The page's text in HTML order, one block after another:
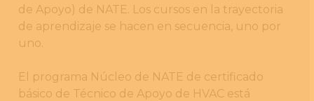
de Apoyo) de NATE. Los cursos en la trayectoria
de aprendizaje se hacen en secuencia, uno por
uno.
El programa Núcleo de NATE de certificado
básico de Técnico de Apoyo de HVAC está